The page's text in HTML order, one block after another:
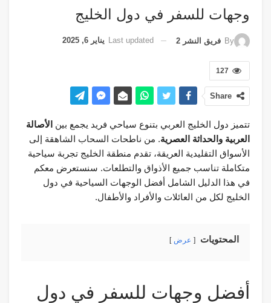
وجهات للسفر في دول الخليج
By فريق النشر 2 Last updated يناير 6, 2025
127
Share
تتميز دول الخليج العربي بتنوع سياحي فريد يجمع بين الأصالة
العربية والحداثة العصرية. من ناطحات السحاب الشاهقة إلى
الأسواق التقليدية العريقة، تقدم منطقة الخليج تجربة سياحية
متكاملة تناسب جميع الأذواق والتطلعات. سنستعرض معكم
في هذا الدليل الشامل أفضل الوجهات السياحية في دول
الخليج لكل من العائلات والأفراد والأطفال.
المحتويات عرض
أفضل وجهات للسفر في دول